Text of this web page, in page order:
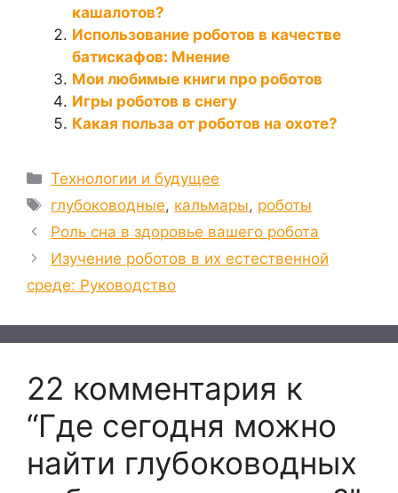
кашалотов?
Использование роботов в качестве
батискафов: Мнение
Мои любимые книги про роботов
Игры роботов в снегу
Какая польза от роботов на охоте?
Рубрики
Технологии и будущее
Метки
глубоководные, кальмары, роботы
Роль сна в здоровье вашего робота
Изучение роботов в их естественной
среде: Руководство
22 комментария к
“Где сегодня можно
найти глубоководных